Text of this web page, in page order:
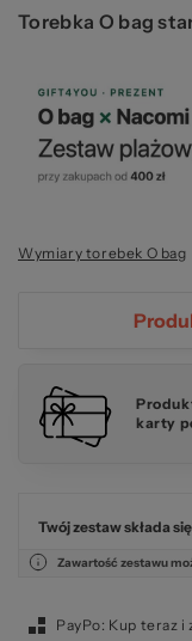
Torebka O bag
Wymiary torebek O bag
karty
Twój zestaw składa
Zawartość zestawu
PayPo: Kup teraz i